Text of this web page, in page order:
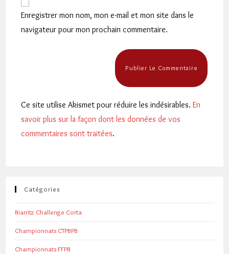
votre
site
(facultatif)
Enregistrer mon nom, mon e-mail et mon site dans le
navigateur pour mon prochain commentaire.
Ce site utilise Akismet pour réduire les indésirables.En
savoir plus sur la façon dont les données de vos
commentaires sont traitées.
Catégories
Biarritz Challenge Corta
Championnats CTPBPB
Championnats FFPB